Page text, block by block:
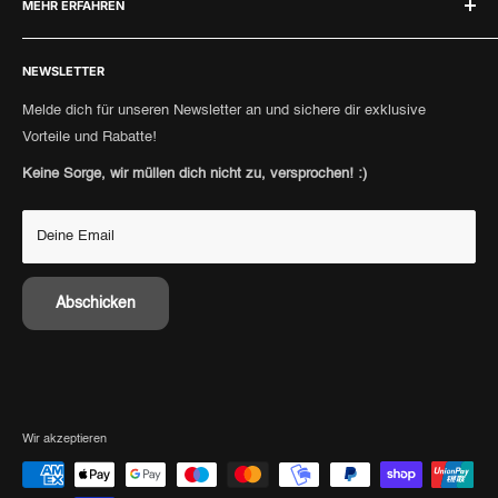
Versandrichtlinien
Geschäftsbedingungen
Cookie-Einstellungen
Kontakt
Punkte sammeln
Bezahlmethoden
Personal Shopping
Retoure anmelden
Versandinformationen
MEHR ERFAHREN
Authentizität
Consignment
Punkte sammeln
NEWSLETTER
Melde dich für unseren Newsletter an und sichere dir exklusive
Vorteile und Rabatte!
Keine Sorge, wir müllen dich nicht zu, versprochen! :)
Deine Email
Abschicken
Wir akzeptieren